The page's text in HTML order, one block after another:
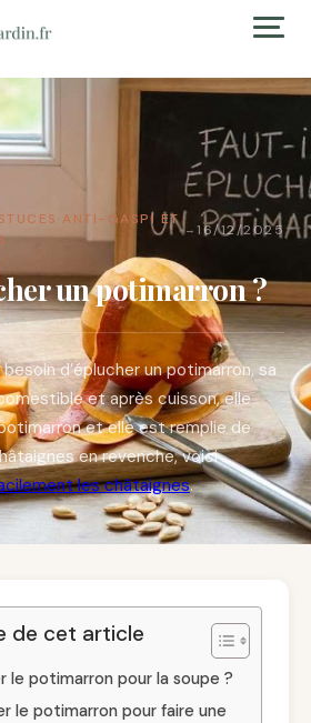
ANTI-GASPI ET
→ 16/12/2025
un potimarron ?
besoin d’éplucher un potimarron, sa
et après cuisson, elle
et elle est remplie de
en revenche, voici
les châtaignes.
de cet article
le potimarron pour la soupe ?
le potimarron pour faire une